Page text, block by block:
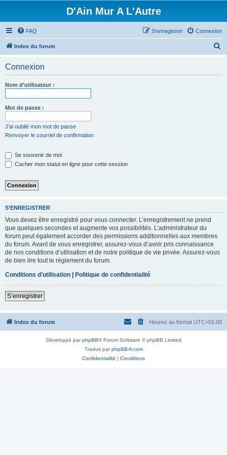
D'Ain Mur A L'Autre
FAQ Connexion
S’enregistrer
Index du forum
Connexion
Nom d’utilisateur :
Mot de passe :
J’ai oublié mon mot de passe
Renvoyer le courriel de confirmation
Se souvenir de moi
Cacher mon statut en ligne pour cette session
S’ENREGISTRER
Vous devez être enregistré pour vous connecter. L’enregistrement ne prend
que quelques secondes et augmente vos possibilités. L’administrateur du
forum peut également accorder des permissions additionnelles aux membres
du forum. Avant de vous enregistrer, assurez-vous d’avoir pris connaissance
de nos conditions d’utilisation et de notre politique de vie privée. Assurez-vous
de bien lire tout le règlement du forum.
Conditions d’utilisation | Politique de confidentialité
S’enregistrer
Index du forum Heures au format UTC+01:00
Développé parphpBB® Forum Software © phpBB Limited
Traduit parphpBB-fr.com
Confidentialité | Conditions